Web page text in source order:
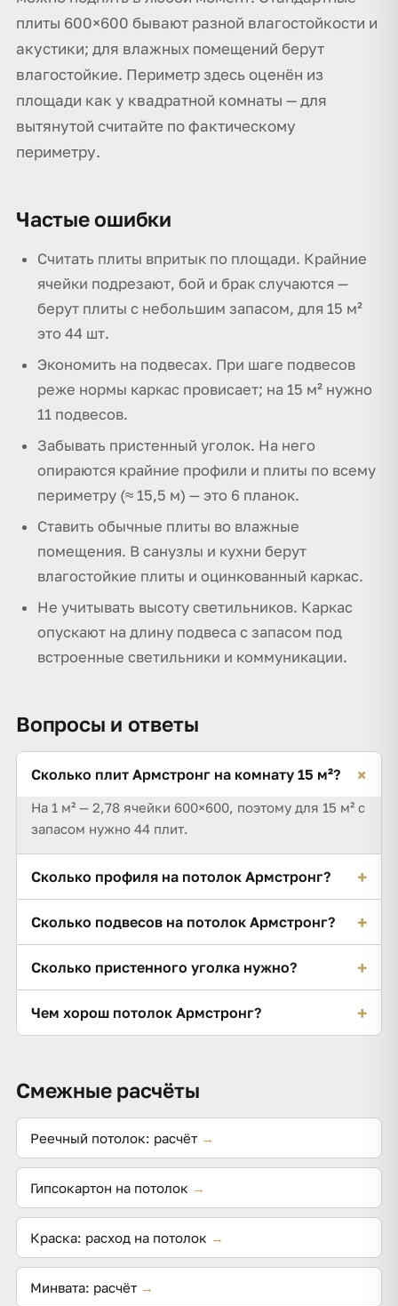
плиты 600×600 бывают разной влагостойкости и
акустики; для влажных помещений берут
влагостойкие. Периметр здесь оценён из
площади как у квадратной комнаты — для
вытянутой считайте по фактическому
периметру.
Частые ошибки
Считать плиты впритык по площади. Крайние
ячейки подрезают, бой и брак случаются —
берут плиты с небольшим запасом, для 15 м²
это 44 шт.
Экономить на подвесах. При шаге подвесов
реже нормы каркас провисает; на 15 м² нужно
11 подвесов.
Забывать пристенный уголок. На него
опираются крайние профили и плиты по всему
периметру (≈ 15,5 м) — это 6 планок.
Ставить обычные плиты во влажные
помещения. В санузлы и кухни берут
влагостойкие плиты и оцинкованный каркас.
Не учитывать высоту светильников. Каркас
опускают на длину подвеса с запасом под
встроенные светильники и коммуникации.
Вопросы и ответы
Сколько плит Армстронг на комнату 15 м²? +
На 1 м² — 2,78 ячейки 600×600, поэтому для 15 м² с
запасом нужно 44 плит.
Сколько профиля на потолок Армстронг? +
поперечных 1,2 м и 26 поперечных 0,6 м.
Сколько подвесов на потолок Армстронг? +
подвесов со спицей и регулировкой высоты.
Сколько пристенного уголка нужно? +
планок по 3 м.
Чем хорош потолок Армстронг? +
пространству — любую плиту можно поднять.
Смежные расчёты
Реечный потолок: расчёт →
Гипсокартон на потолок →
Краска: расход на потолок →
Минвата: расчёт →